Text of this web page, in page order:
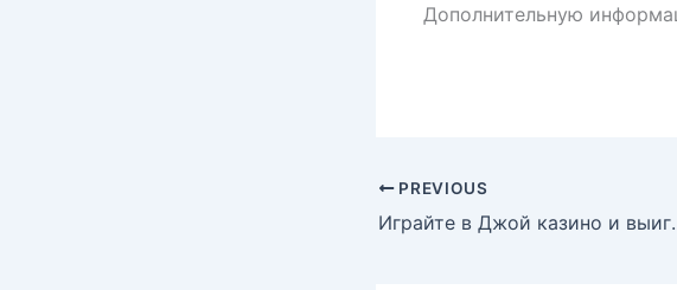
Дополнительную
PREVIOUS
Играйте в